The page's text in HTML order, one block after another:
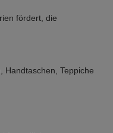
fördert, die
Handtaschen, Teppiche